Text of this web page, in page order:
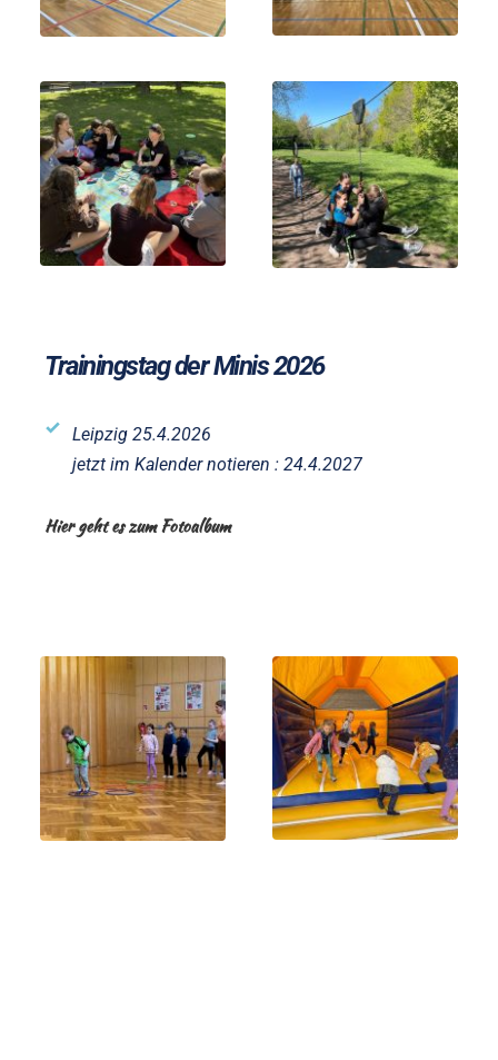
Trainingstag der Minis 2026
Leipzig 25.4.2026
jetzt im Kalender notieren : 24.4.2027
Hier geht es zum Fotoalbum